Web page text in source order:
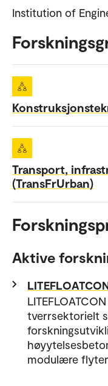
Institution of
Transport,
(TransFrUrban)
Aktive
tverrsektorielt
modulære